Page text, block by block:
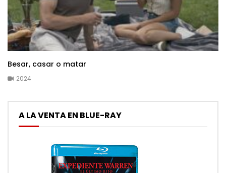
Besar, casar o matar
2024
A LA VENTA EN BLUE-RAY